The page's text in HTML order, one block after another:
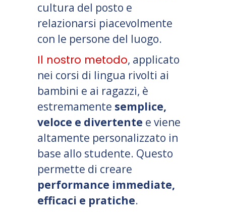
cultura del posto e
relazionarsi piacevolmente
con le persone del luogo.
Il nostro metodo, applicato
nei corsi di lingua rivolti ai
bambini e ai ragazzi, è
estremamente semplice,
veloce e divertente e viene
altamente personalizzato in
base allo studente. Questo
permette di creare
performance immediate,
efficaci e pratiche.